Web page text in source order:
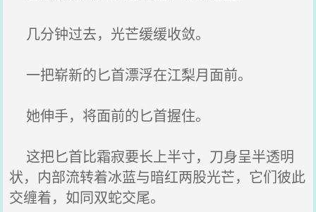
几分钟过去，光芒缓缓收敛。
一把崭新的匕首漂浮在江梨月面前。
她伸手，将面前的匕首握住。
这把匕首比霜寂要长上半寸，刀身呈半透明
状，内部流转着冰蓝与暗红两股光芒，它们彼此
交缠着，如同双蛇交尾。